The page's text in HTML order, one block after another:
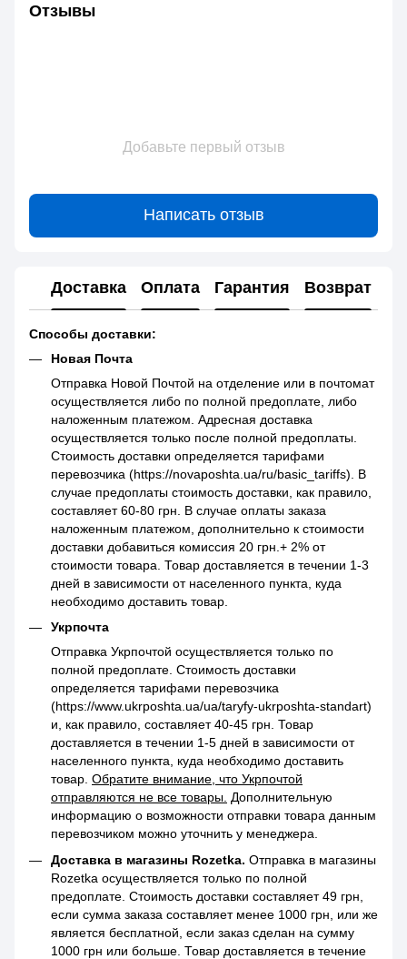
Отзывы
Добавьте первый отзыв
Написать отзыв
Доставка Оплата Гарантия Возврат
Способы доставки:
Новая Почта
Отправка Новой Почтой на отделение или в почтомат
осуществляется либо по полной предоплате, либо
наложенным платежом. Адресная доставка
осуществляется только после полной предоплаты.
Стоимость доставки определяется тарифами
перевозчика (https://novaposhta.ua/ru/basic_tariffs). В
случае предоплаты стоимость доставки, как правило,
составляет 60-80 грн. В случае оплаты заказа
наложенным платежом, дополнительно к стоимости
доставки добавиться комиссия 20 грн.+ 2% от
стоимости товара. Товар доставляется в течении 1-3
дней в зависимости от населенного пункта, куда
необходимо доставить товар.
Укрпочта
Отправка Укрпочтой осуществляется только по
полной предоплате. Стоимость доставки
определяется тарифами перевозчика
(https://www.ukrposhta.ua/ua/taryfy-ukrposhta-standart)
и, как правило, составляет 40-45 грн. Товар
доставляется в течении 1-5 дней в зависимости от
населенного пункта, куда необходимо доставить
товар. Обратите внимание, что Укрпочтой
отправляются не все товары. Дополнительную
информацию о возможности отправки товара данным
перевозчиком можно уточнить у менеджера.
Доставка в магазины Rozetka. Отправка в магазины
Rozetka осуществляется только по полной
предоплате. Стоимость доставки составляет 49 грн,
если сумма заказа составляет менее 1000 грн, или же
является бесплатной, если заказ сделан на сумму
1000 грн или больше. Товар доставляется в течение